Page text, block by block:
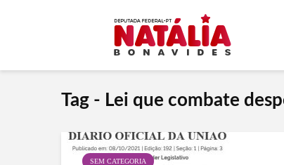
Tag - Lei que combate
SEM CATEGORIA